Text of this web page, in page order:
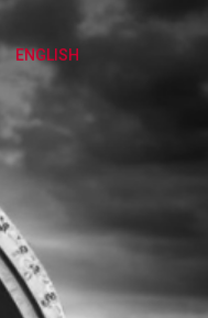
ENGLISH